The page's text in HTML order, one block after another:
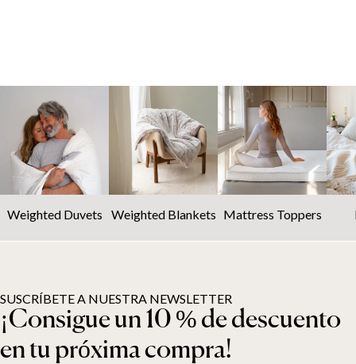
Weighted Duvets Weighted Blankets Mattress Toppers
SUSCRÍBETE A NUESTRA NEWSLETTER
¡Consigue un 10 % de descuento
en tu próxima compra!